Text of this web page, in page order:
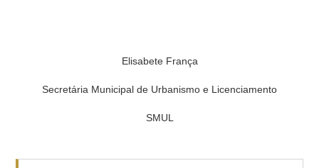
Elisabete França
Secretária Municipal de Urbanismo e Licenciamento
SMUL